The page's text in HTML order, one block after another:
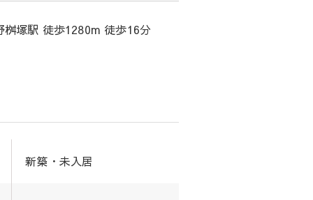
桝塚駅 徒歩1280m 徒歩16分
新築・未入居